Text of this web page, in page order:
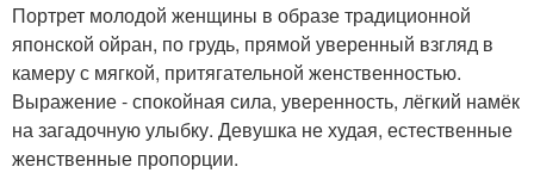
Портрет молодой женщины в образе традиционной
японской ойран, по грудь, прямой уверенный взгляд в
камеру с мягкой, притягательной женственностью.
Выражение - спокойная сила, уверенность, лёгкий намёк
на загадочную улыбку. Девушка не худая, естественные
женственные пропорции.